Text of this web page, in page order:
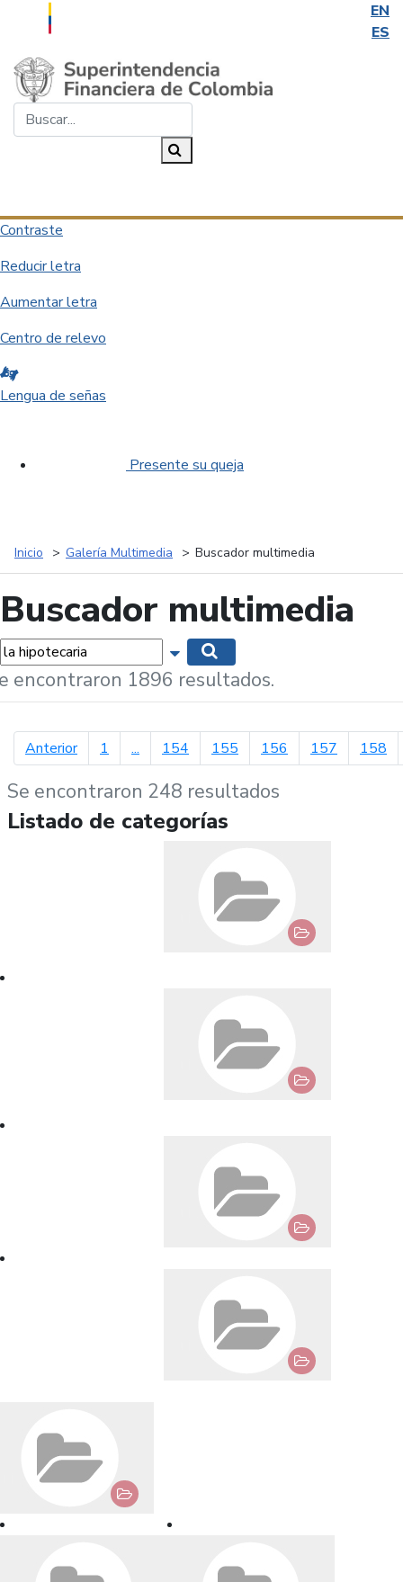
EN
ES
Saltar al contenido principal
Contraste
Reducir letra
Aumentar letra
Centro de relevo
Lengua de señas
Presente su queja
Inicio Galería Multimedia Buscador multimedia
Buscador multimedia
Mostrar opciones de búsqueda
encontraron 1896 resultados.
Anteriorpágina anterior
1 ... 154 155 156 157 158
Se encontraron 248 resultados
Listado de categorías